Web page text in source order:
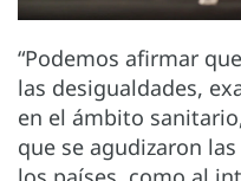
“Podemos afirmar
las desigualdades,
en el ámbito
que se agudizaron